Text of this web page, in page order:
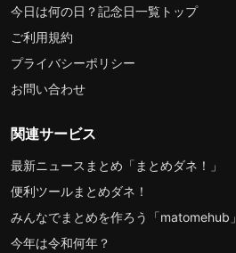
今日は何の日？記念日一覧トップ
ご利用規約
プライバシーポリシー
お問い合わせ
関連サービス
最新ニュースまとめ「まとめダネ！」
便利ツールまとめダネ！
みんなでまとめを作ろう「matomehub」
今年は令和何年？